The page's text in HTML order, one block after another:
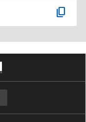
content_copy